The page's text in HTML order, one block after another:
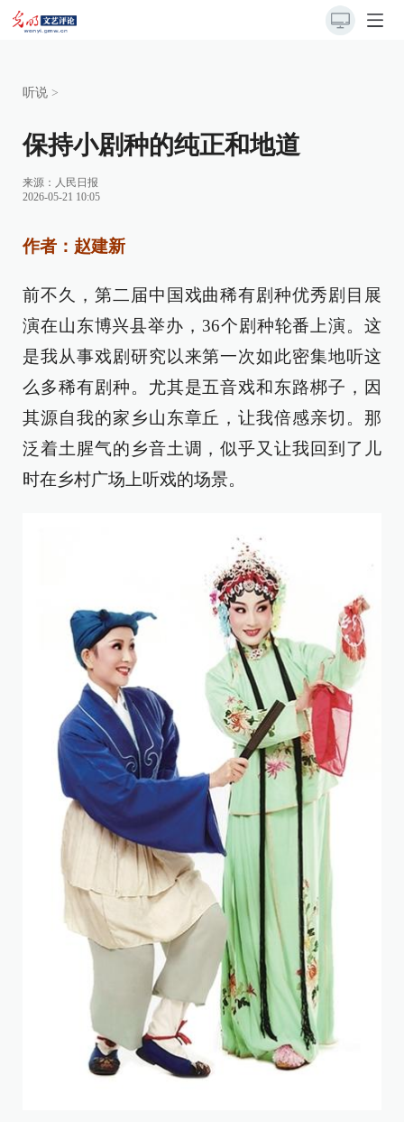
听说 >
保持小剧种的纯正和地道
来源： 人民日报
2026-05-21 10:05
作者：赵建新
前不久，第二届中国戏曲稀有剧种优秀剧目展
演在山东博兴县举办，36个剧种轮番上演。这
是我从事戏剧研究以来第一次如此密集地听这
么多稀有剧种。尤其是五音戏和东路梆子，因
其源自我的家乡山东章丘，让我倍感亲切。那
泛着土腥气的乡音土调，似乎又让我回到了儿
时在乡村广场上听戏的场景。